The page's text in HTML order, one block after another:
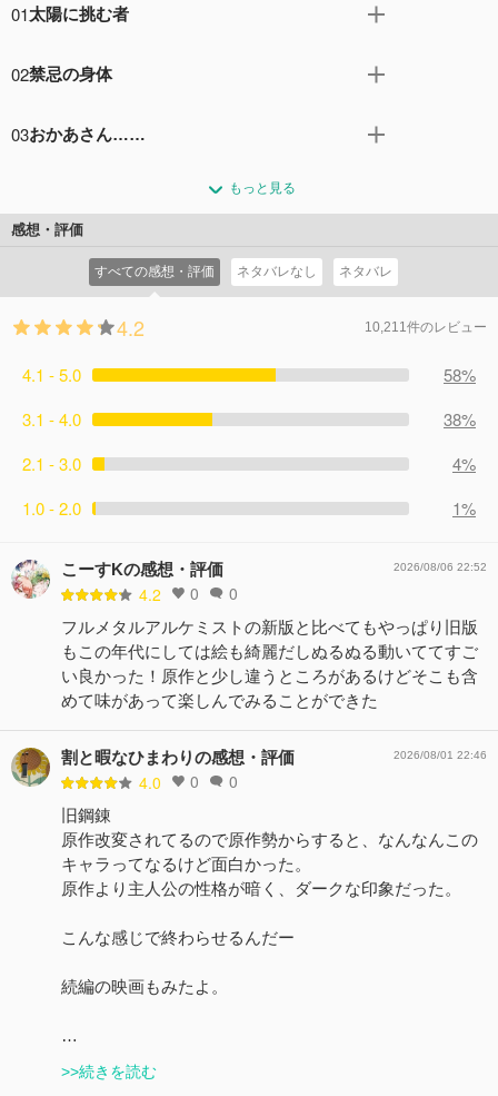
01太陽に挑む者
けるエルリック兄弟。 兄のエドワードは、弱冠15歳ながら
弟のアルフォンスは、見た目は屈強な鎧姿だが、心優しい
二人は、そこで太陽神レトの代理人を名乗る、 コーネロ教
コメント15件
02禁忌の身体
秘密地下室で対決するエルリック兄弟。 だがそこに、教主
中に逃れた二人だが、信心深いリオールの町人たちに見つ
かり、包囲されてしまう。 「奇跡の御業」によって動き出
したレト神像によって、アルは破壊され、エドは捕らえら
れ、コーネロの前に引きずりだされてしまう。
コメント11件拍手24回
03おかあさん……
つけるエドとアル。 昔、それを使って勉強していたときの
頃のことを思い出す。 それはまだ二人が幼い時、故郷リゼ
さんの喜んだ顔がみたい、その一心で、競って錬金術にの
めりこんでいった…。
コメント7件 拍手24回
もっと見る
感想・評価
すべての感想・評価 ネタバレなし ネタバレ
4.2 10,211件のレビュー
4.1 - 5.0
58%
3.1 - 4.0
38%
2.1 - 3.0
4%
1.0 - 2.0
1%
こーすKの感想・評価
4.2 0 0
2026/08/06 22:52
フルメタルアルケミストの新版と比べてもやっぱり旧版
もこの年代にしては絵も綺麗だしぬるぬる動いててすご
い良かった！原作と少し違うところがあるけどそこも含
めて味があって楽しんでみることができた
割と暇なひまわりの感想・評価
4.0 0 0
2026/08/01 22:46
旧鋼錬
原作改変されてるので原作勢からすると、なんなんこの
キャラってなるけど面白かった。
原作より主人公の性格が暗く、ダークな印象だった。
こんな感じで終わらせるんだー
続編の映画もみたよ。
…
>>続きを読む